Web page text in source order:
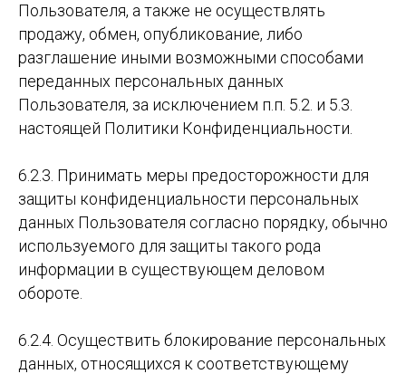
Пользователя, а также не осуществлять
продажу, обмен, опубликование, либо
разглашение иными возможными способами
переданных персональных данных
Пользователя, за исключением п.п. 5.2. и 5.3.
настоящей Политики Конфиденциальности.
6.2.3. Принимать меры предосторожности для
защиты конфиденциальности персональных
данных Пользователя согласно порядку, обычно
используемого для защиты такого рода
информации в существующем деловом
обороте.
6.2.4. Осуществить блокирование персональных
данных, относящихся к соответствующему